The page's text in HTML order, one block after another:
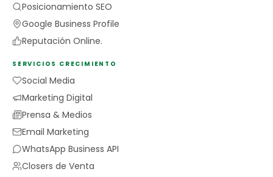
Posicionamiento SEO
Google Business Profile
Reputación Online.
SERVICIOS CRECIMIENTO
Social Media
Marketing Digital
Prensa & Medios
Email Marketing
WhatsApp Business API
Closers de Venta